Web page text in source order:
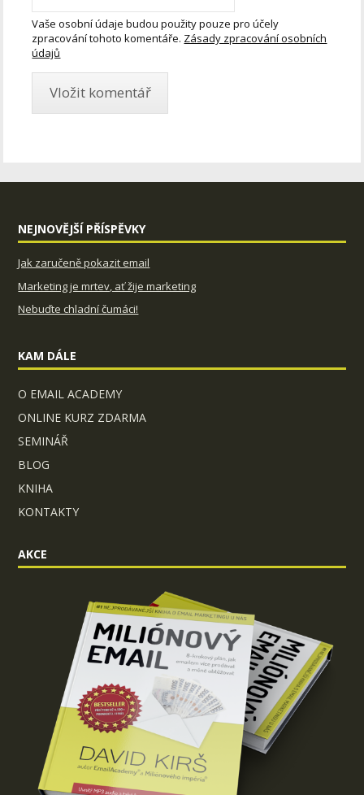
Vaše osobní údaje budou použity pouze pro účely
zpracování tohoto komentáře. Zásady zpracování osobních
údajů
NEJNOVĚJŠÍ PŘÍSPĚVKY
Jak zaručeně pokazit email
Marketing je mrtev, ať žije marketing
Nebuďte chladní čumáci!
KAM DÁLE
O EMAIL ACADEMY
ONLINE KURZ ZDARMA
SEMINÁŘ
BLOG
KNIHA
KONTAKTY
AKCE